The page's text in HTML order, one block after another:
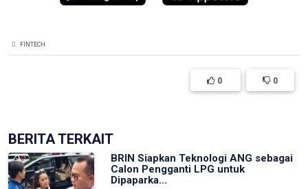
FINTECH
0 0
BERITA TERKAIT
BRIN Siapkan Teknologi ANG sebagai
Calon Pengganti LPG untuk
Dipaparka...